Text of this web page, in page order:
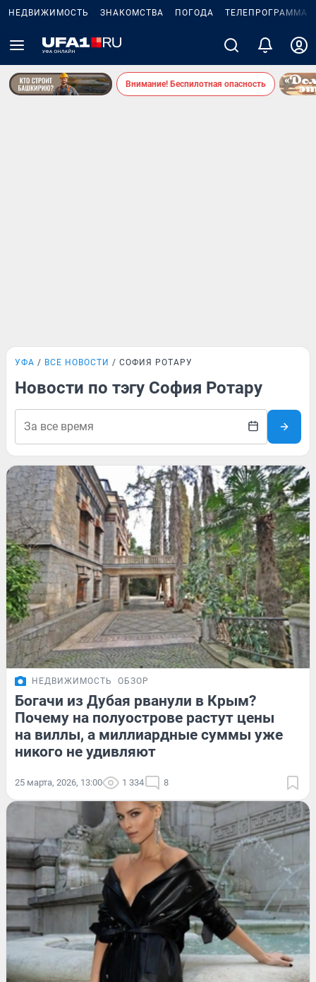
НЕДВИЖИМОСТЬ ЗНАКОМСТВА ПОГОДА ТЕЛЕПРОГРАММА
Внимание! Беспилотная опасность
УФА ВСЕ НОВОСТИ СОФИЯ РОТАРУ
Новости по тэгу София Ротару
НЕДВИЖИМОСТЬ ОБЗОР
Богачи из Дубая рванули в Крым?
Почему на полуострове растут цены
на виллы, а миллиардные суммы уже
никого не удивляют
25 марта, 2026, 13:00 1 334 8